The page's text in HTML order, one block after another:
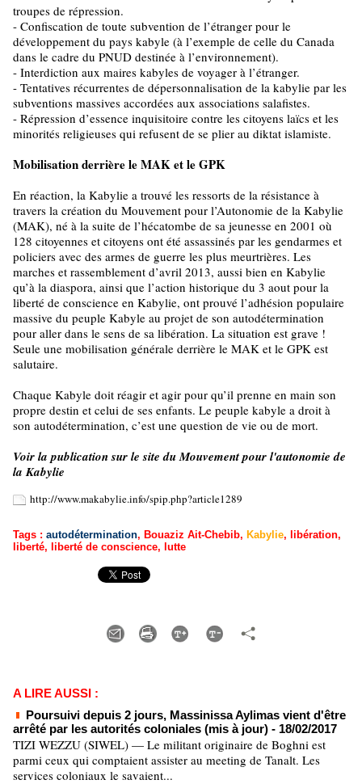
troupes de répression.
- Confiscation de toute subvention de l’étranger pour le
développement du pays kabyle (à l’exemple de celle du Canada
dans le cadre du PNUD destinée à l’environnement).
- Interdiction aux maires kabyles de voyager à l’étranger.
- Tentatives récurrentes de dépersonnalisation de la kabylie par les
subventions massives accordées aux associations salafistes.
- Répression d’essence inquisitoire contre les citoyens laïcs et les
minorités religieuses qui refusent de se plier au diktat islamiste.
Mobilisation derrière le MAK et le GPK
En réaction, la Kabylie a trouvé les ressorts de la résistance à
travers la création du Mouvement pour l’Autonomie de la Kabylie
(MAK), né à la suite de l’hécatombe de sa jeunesse en 2001 où
128 citoyennes et citoyens ont été assassinés par les gendarmes et
policiers avec des armes de guerre les plus meurtrières. Les
marches et rassemblement d’avril 2013, aussi bien en Kabylie
qu’à la diaspora, ainsi que l’action historique du 3 aout pour la
liberté de conscience en Kabylie, ont prouvé l’adhésion populaire
massive du peuple Kabyle au projet de son autodétermination
pour aller dans le sens de sa libération. La situation est grave !
Seule une mobilisation générale derrière le MAK et le GPK est
salutaire.
Chaque Kabyle doit réagir et agir pour qu’il prenne en main son
propre destin et celui de ses enfants. Le peuple kabyle a droit à
son autodétermination, c’est une question de vie ou de mort.
Voir la publication sur le site du Mouvement pour l'autonomie de
la Kabylie
http://www.makabylie.info/spip.php?article1289
Tags : autodétermination, Bouaziz Ait-Chebib, Kabylie, libération,
liberté, liberté de conscience, lutte
A LIRE AUSSI :
Poursuivi depuis 2 jours, Massinissa Aylimas vient d'être
arrêté par les autorités coloniales (mis à jour) - 18/02/2017
TIZI WEZZU (SIWEL) — Le militant originaire de Boghni est
parmi ceux qui comptaient assister au meeting de Tanalt. Les
services coloniaux le savaient...